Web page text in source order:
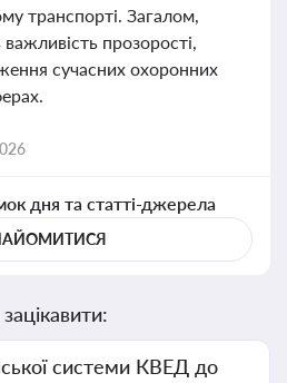
транспорті. Загалом,
прозорості,
сучасних охоронних
дня та статті-джерела
системи КВЕД до